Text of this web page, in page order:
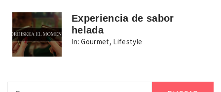
Experiencia de sabor
helada
In: Gourmet, Lifestyle